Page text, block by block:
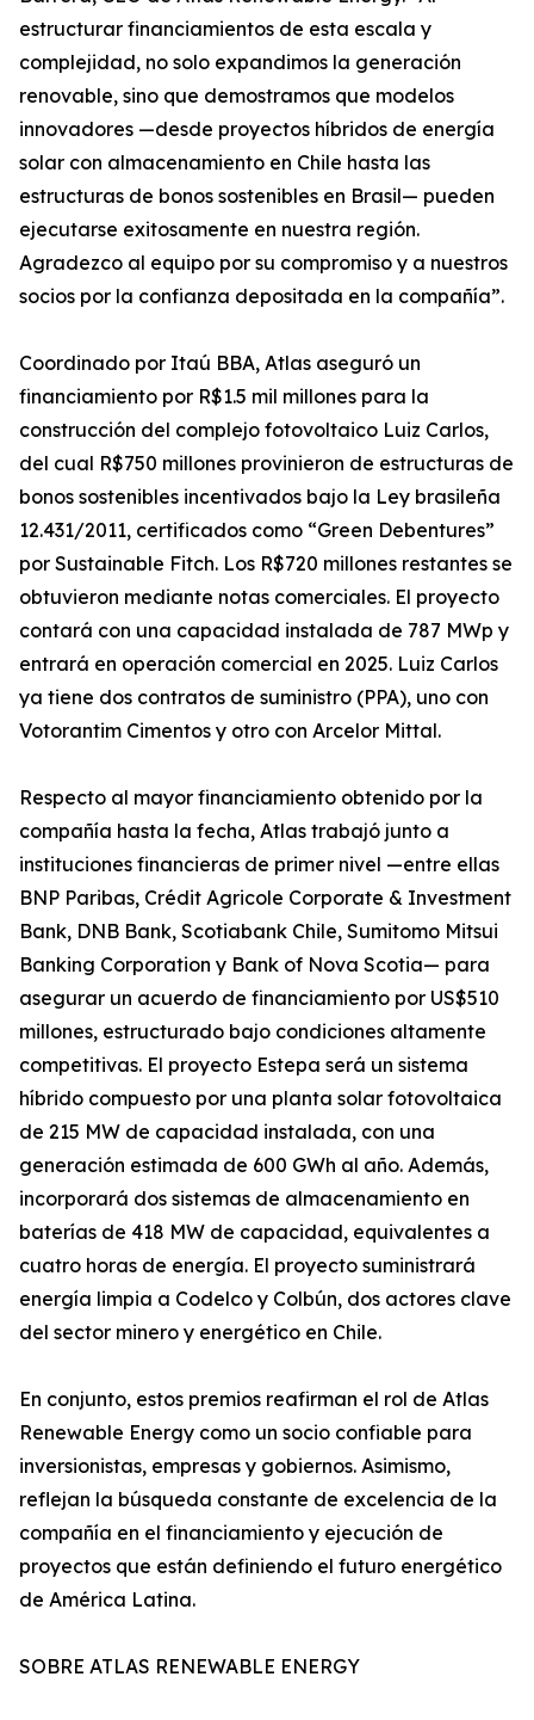
estructurar financiamientos de esta escala y
complejidad, no solo expandimos la generación
renovable, sino que demostramos que modelos
innovadores —desde proyectos híbridos de energía
solar con almacenamiento en Chile hasta las
estructuras de bonos sostenibles en Brasil— pueden
ejecutarse exitosamente en nuestra región.
Agradezco al equipo por su compromiso y a nuestros
socios por la confianza depositada en la compañía”.
Coordinado por Itaú BBA, Atlas aseguró un
financiamiento por R$1.5 mil millones para la
construcción del complejo fotovoltaico Luiz Carlos,
del cual R$750 millones provinieron de estructuras de
bonos sostenibles incentivados bajo la Ley brasileña
12.431/2011, certificados como “Green Debentures”
por Sustainable Fitch. Los R$720 millones restantes se
obtuvieron mediante notas comerciales. El proyecto
contará con una capacidad instalada de 787 MWp y
entrará en operación comercial en 2025. Luiz Carlos
ya tiene dos contratos de suministro (PPA), uno con
Votorantim Cimentos y otro con Arcelor Mittal.
Respecto al mayor financiamiento obtenido por la
compañía hasta la fecha, Atlas trabajó junto a
instituciones financieras de primer nivel —entre ellas
BNP Paribas, Crédit Agricole Corporate & Investment
Bank, DNB Bank, Scotiabank Chile, Sumitomo Mitsui
Banking Corporation y Bank of Nova Scotia— para
asegurar un acuerdo de financiamiento por US$510
millones, estructurado bajo condiciones altamente
competitivas. El proyecto Estepa será un sistema
híbrido compuesto por una planta solar fotovoltaica
de 215 MW de capacidad instalada, con una
generación estimada de 600 GWh al año. Además,
incorporará dos sistemas de almacenamiento en
baterías de 418 MW de capacidad, equivalentes a
cuatro horas de energía. El proyecto suministrará
energía limpia a Codelco y Colbún, dos actores clave
del sector minero y energético en Chile.
En conjunto, estos premios reafirman el rol de Atlas
Renewable Energy como un socio confiable para
inversionistas, empresas y gobiernos. Asimismo,
reflejan la búsqueda constante de excelencia de la
compañía en el financiamiento y ejecución de
proyectos que están definiendo el futuro energético
de América Latina.
SOBRE ATLAS RENEWABLE ENERGY